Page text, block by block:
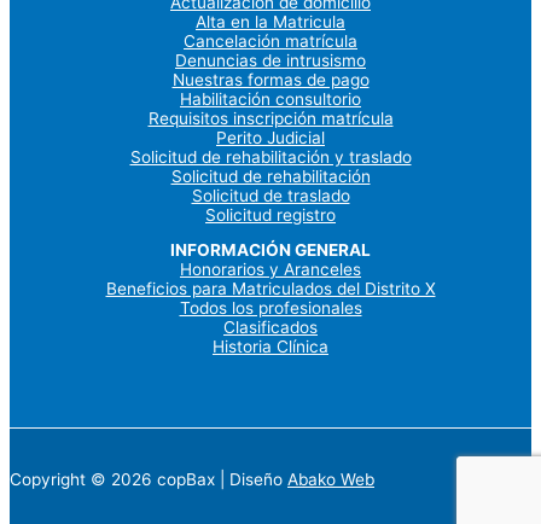
Alta en la Matricula
Cancelación matrícula
Denuncias de intrusismo
Nuestras formas de pago
Habilitación consultorio
Requisitos inscripción matrícula
Perito Judicial
Solicitud de rehabilitación y traslado
Solicitud de rehabilitación
Solicitud de traslado
Solicitud registro
INFORMACIÓN GENERAL
Honorarios y Aranceles
Beneficios para Matriculados del Distrito X
Todos los profesionales
Clasificados
Historia Clínica
Copyright © 2026 copBax | Diseño Abako Web